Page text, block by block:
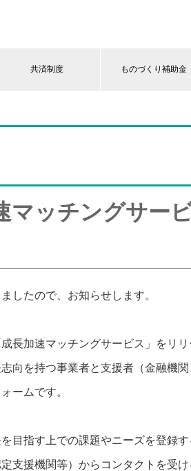
共済制度 ものづくり補助金
マッチングサー
したので、お知らせします。
長加速マッチングサービス」をリ
向を持つ事業者と支援者（金融機
ームです。
目指す上での課題やニーズを登録
支援機関等）からコンタクトを受